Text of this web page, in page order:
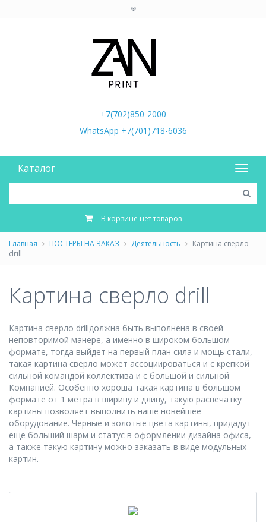
+7(702)850-2000
WhatsApp +7(701)718-6036
Каталог
В корзине нет товаров
Главная ПОСТЕРЫ НА ЗАКАЗ Деятельность
Картина сверло
drill
Картина сверло drill
Картина сверло drillдолжна быть выполнена в своей
неповторимой манере, а именно в широком большом
формате, тогда выйдет на первый план сила и мощь стали,
такая картина сверло может ассоциироваться и с крепкой
сильной командой коллектива и с большой и сильной
Компанией. Особенно хороша такая картина в большом
формате от 1 метра в ширину и длину, такую распечатку
картины позволяет выполнить наше новейшее
оборудование. Черные и золотые цвета картины, придадут
еще больший шарм и статус в оформлении дизайна офиса,
а также такую картину можно заказать в виде модульных
картин.